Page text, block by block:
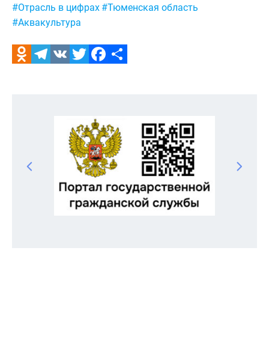
#Отрасль в цифрах #Тюменская область
#Аквакультура